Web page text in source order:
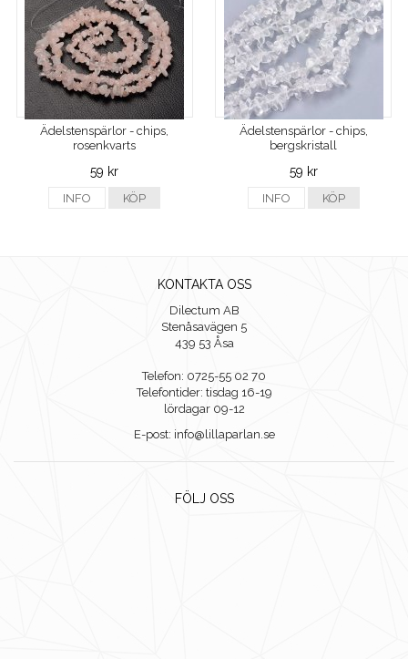
Ädelstenspärlor - chips,
rosenkvarts
59 kr
INFO KÖP
Ädelstenspärlor - chips,
bergskristall
59 kr
INFO KÖP
KONTAKTA OSS
Dilectum AB
Stenåsavägen 5
439 53 Åsa
Telefon: 0725-55 02 70
Telefontider: tisdag 16-19
lördagar 09-12
E-post: info@lillaparlan.se
FÖLJ OSS